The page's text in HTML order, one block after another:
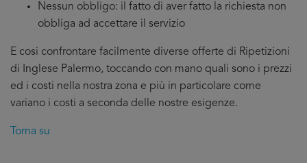
Nessun obbligo: il fatto di aver fatto la richiesta non
obbliga ad accettare il servizio
E cosi confrontare facilmente diverse offerte di Ripetizioni
di Inglese Palermo, toccando con mano quali sono i prezzi
ed i costi nella nostra zona e più in particolare come
variano i costi a seconda delle nostre esigenze.
Torna su